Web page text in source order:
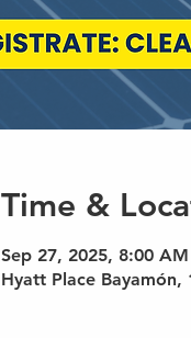
Time &
Sep 27, 2025, 8:00
Hyatt Place Bayamón,